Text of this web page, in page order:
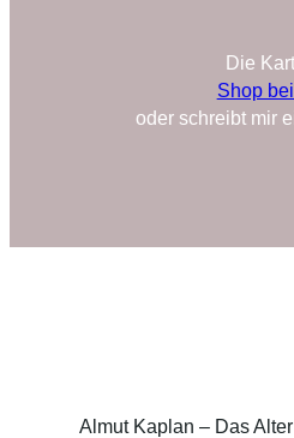
Die
Shop
oder schreibt mir
Almut Kaplan – Das